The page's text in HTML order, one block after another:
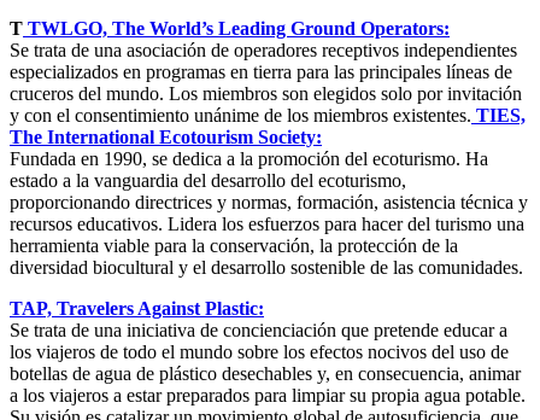
T TWLGO, The World’s Leading Ground Operators:
Se trata de una asociación de operadores receptivos independientes
especializados en programas en tierra para las principales líneas de
cruceros del mundo. Los miembros son elegidos solo por invitación
y con el consentimiento unánime de los miembros existentes. TIES,
The International Ecotourism Society:
Fundada en 1990, se dedica a la promoción del ecoturismo. Ha
estado a la vanguardia del desarrollo del ecoturismo,
proporcionando directrices y normas, formación, asistencia técnica y
recursos educativos. Lidera los esfuerzos para hacer del turismo una
herramienta viable para la conservación, la protección de la
diversidad biocultural y el desarrollo sostenible de las comunidades.
TAP, Travelers Against Plastic:
Se trata de una iniciativa de concienciación que pretende educar a
los viajeros de todo el mundo sobre los efectos nocivos del uso de
botellas de agua de plástico desechables y, en consecuencia, animar
a los viajeros a estar preparados para limpiar su propia agua potable.